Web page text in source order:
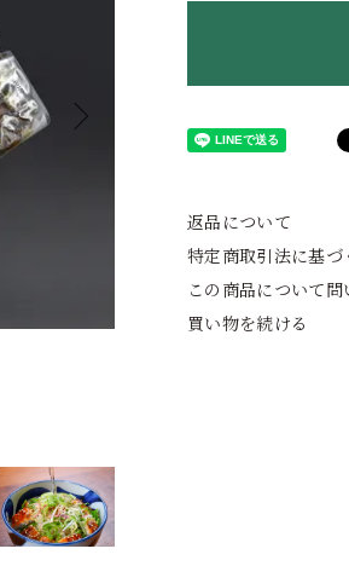
返品について
特定商取引法に基づ
この商品について問
買い物を続ける